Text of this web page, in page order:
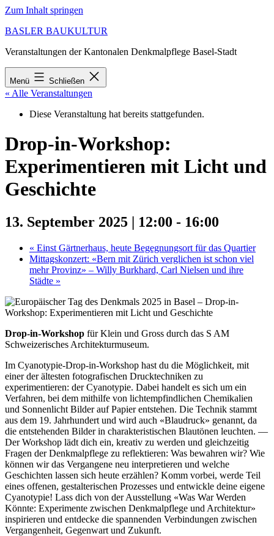
Zum Inhalt springen
BASLER BAUKULTUR
Veranstaltungen der Kantonalen Denkmalpflege Basel-Stadt
Menü Schließen
« Alle Veranstaltungen
Diese Veranstaltung hat bereits stattgefunden.
Drop-in-Workshop:
Experimentieren mit Licht und
Geschichte
13. September 2025 | 12:00 - 16:00
« Einst Gärtnerhaus, heute Begegnungsort für das Quartier
Mittagskonzert: «Bern mit Zürich verglichen ist schon viel
mehr Provinz» – Willy Burkhard, Carl Nielsen und ihre
Städte »
Drop-in-Workshop für Klein und Gross durch das S AM
Schweizerisches Architekturmuseum.
Im Cyanotypie-Drop-in-Workshop hast du die Möglichkeit, mit
einer der ältesten fotografischen Drucktechniken zu
experimentieren: der Cyanotypie. Dabei handelt es sich um ein
Verfahren, bei dem mithilfe von lichtempfindlichen Chemikalien
und Sonnenlicht Bilder auf Papier entstehen. Die Technik stammt
aus dem 19. Jahrhundert und wird auch «Blaudruck» genannt, da
die entstehenden Bilder in charakteristischen Blautönen leuchten. —
Der Workshop lädt dich ein, kreativ zu werden und gleichzeitig
Fragen der Denkmalpflege zu reflektieren: Was bewahren wir? Wie
können wir das Vergangene neu interpretieren und welche
Geschichten lassen sich heute erzählen? Komm vorbei, werde Teil
eines offenen, gestalterischen Prozesses und entwickle deine eigene
Cyanotypie! Lass dich von der Ausstellung «Was War Werden
Könnte: Experimente zwischen Denkmalpflege und Architektur»
inspirieren und entdecke die spannenden Verbindungen zwischen
Vergangenheit, Gegenwart und Zukunft.